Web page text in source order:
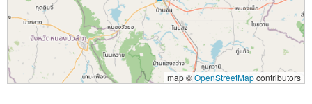
map ©OpenStreetMapcontributors